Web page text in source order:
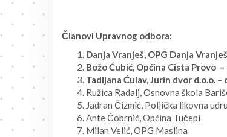
Članovi Upravnog odbora:
Danja Vranješ, OPG Danja
Božo Ćubić, Općina Cista Provo
Tadijana Ćulav, Jurin dvor d.o.o. –
Ružica Radalj, Osnovna škola
Jadran Čizmić, Poljička likovna
Ante Čobrnić, Općina Tučepi
Milan Velić, OPG Maslina